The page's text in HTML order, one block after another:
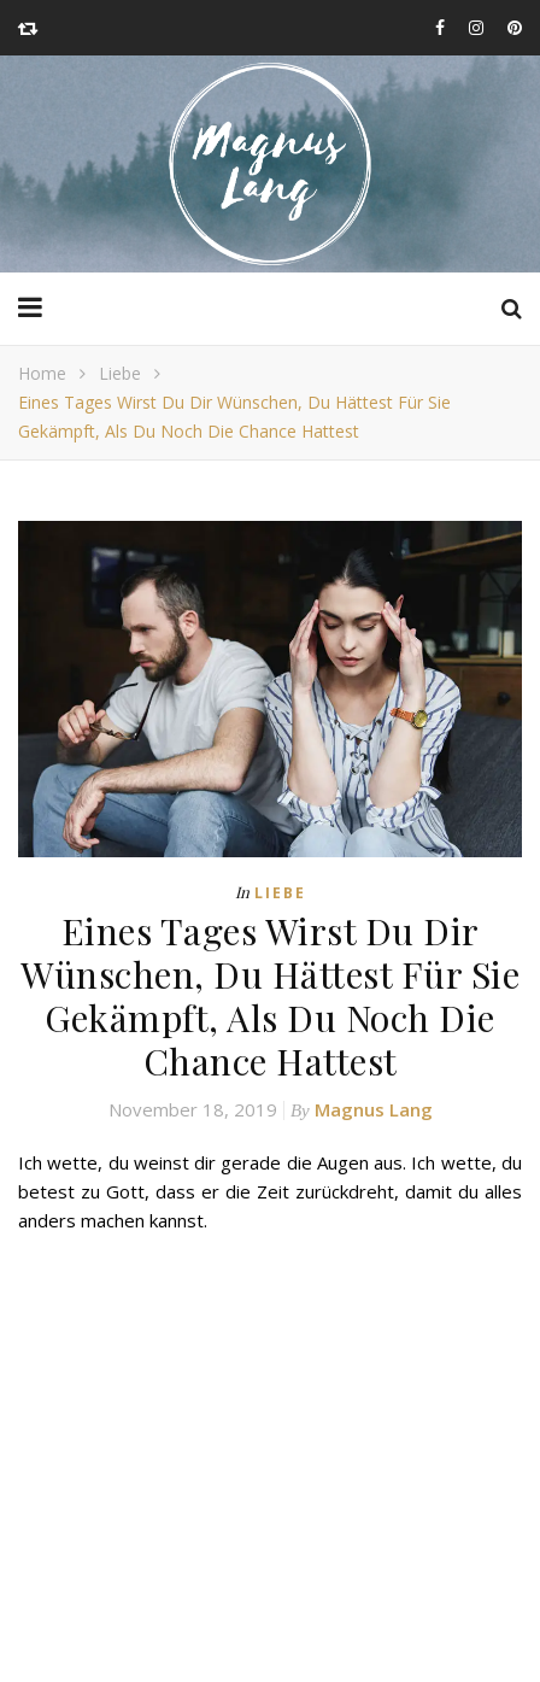
Home
Liebe
Eines Tages Wirst Du Dir Wünschen, Du Hättest Für Sie
Gekämpft, Als Du Noch Die Chance Hattest
In LIEBE
Eines Tages Wirst Du Dir
Wünschen, Du Hättest Für Sie
Gekämpft, Als Du Noch Die
Chance Hattest
November 18, 2019 By Magnus Lang
Ich wette, du weinst dir gerade die Augen aus. Ich wette, du
betest zu Gott, dass er die Zeit zurückdreht, damit du alles
anders machen kannst.